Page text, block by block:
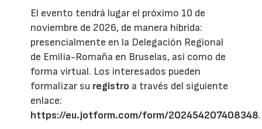
El evento tendrá lugar el próximo 10 de
noviembre de 2026, de manera híbrida:
presencialmente en la Delegación Regional
de Emilia-Romaña en Bruselas, así como de
forma virtual. Los interesados pueden
formalizar su registro a través del siguiente
enlace:
https://eu.jotform.com/form/202454207408348.